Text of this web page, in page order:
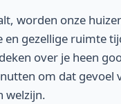
worden onze
gezellige ruimte
over je heen
om dat gevoel
welzijn.